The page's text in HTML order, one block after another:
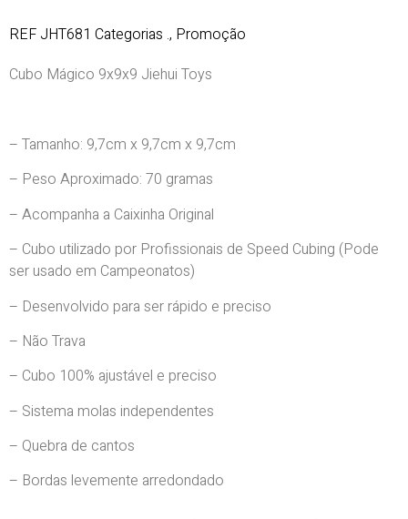
REF JHT681 Categorias ., Promoção
Cubo Mágico 9x9x9 Jiehui Toys
– Tamanho: 9,7cm x 9,7cm x 9,7cm
– Peso Aproximado: 70 gramas
– Acompanha a Caixinha Original
– Cubo utilizado por Profissionais de Speed Cubing (Pode
ser usado em Campeonatos)
– Desenvolvido para ser rápido e preciso
– Não Trava
– Cubo 100% ajustável e preciso
– Sistema molas independentes
– Quebra de cantos
– Bordas levemente arredondado